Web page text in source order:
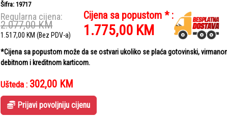
Šifra: 19717
Regularna cijena:
2.077,00KM
1.517,00 KM (Bez PDV-a)
Cijena sa popustom * :
1.775,00 KM
*Cijena sa popustom može da se ostvari ukoliko se plaća gotovinski,
debitnom i kreditnom karticom.
Ušteda : 302,00 KM
Prijavi povoljniju cijenu